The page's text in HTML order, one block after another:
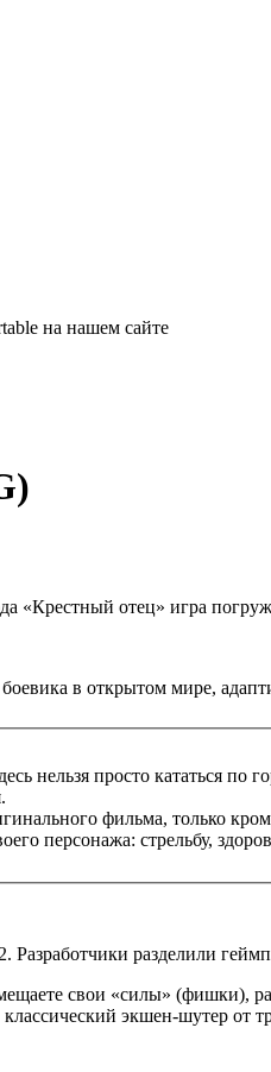
на нашем сайте
«Крестный отец» игра
в открытом мире,
нельзя просто кататься
фильма, только
персонажа: стрельбу,
разделили
свои «силы» (фишки),
экшен-шутер от